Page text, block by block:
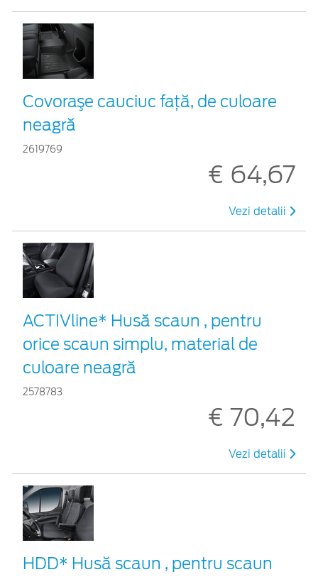
Covoraşe cauciuc față, de culoare
neagră
2619769
€ 64,67
Vezi detalii
ACTIVline* Husă scaun , pentru
orice scaun simplu, material de
culoare neagră
2578783
€ 70,42
Vezi detalii
HDD* Husă scaun , pentru scaun